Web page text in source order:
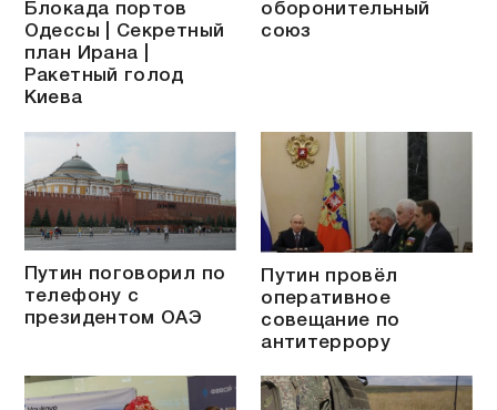
Блокада портов
Одессы | Секретный
план Ирана |
Ракетный голод
Киева
оборонительный
союз
Путин поговорил по
телефону с
президентом ОАЭ
Путин провёл
оперативное
совещание по
антитеррору